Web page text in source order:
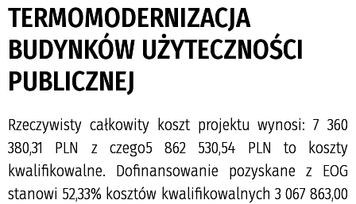
TERMOMODERNIZACJA
BUDYNKÓW UŻYTECZNOŚCI
PUBLICZNEJ
Rzeczywisty całkowity koszt projektu wynosi: 7 360
380,31 PLN z czego5 862 530,54 PLN to koszty
kwalifikowalne. Dofinansowanie pozyskane z EOG
stanowi 52,33% kosztów kwalifikowalnych 3 067 863,00